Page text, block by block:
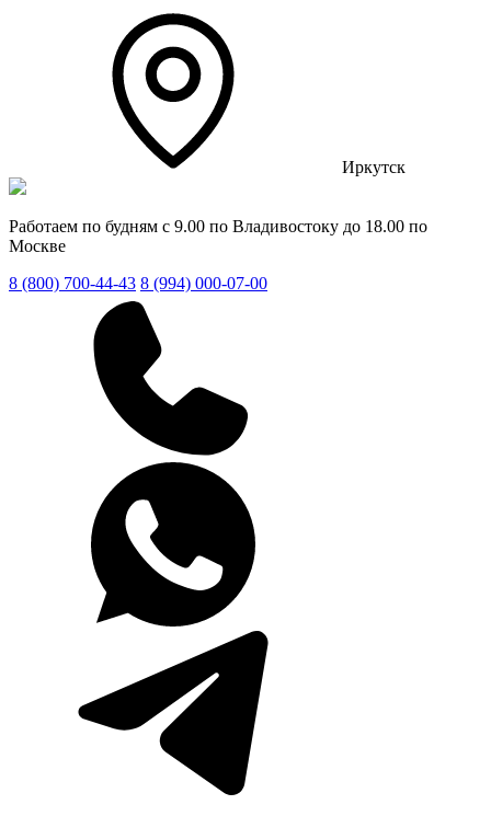
Иркутск
Работаем по будням с 9.00 по Владивостоку до 18.00 по
Москве
8 (800) 700-44-43 8 (994) 000-07-00